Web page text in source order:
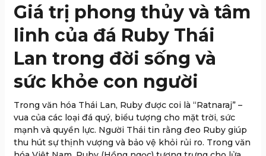
Giá trị phong thủy và tâm
linh của đá Ruby Thái
Lan trong đời sống và
sức khỏe con người
Trong văn hóa Thái Lan, Ruby được coi là “Ratnaraj” –
vua của các loại đá quý, biểu tượng cho mặt trời, sức
mạnh và quyền lực. Người Thái tin rằng đeo Ruby giúp
thu hút sự thịnh vượng và bảo vệ khỏi rủi ro. Trong văn